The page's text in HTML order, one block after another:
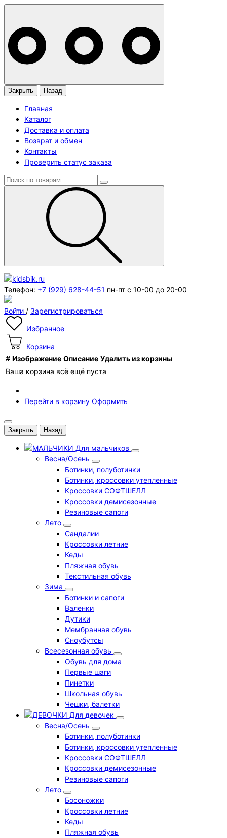
Закрыть Назад
Главная
Каталог
Доставка и оплата
Возврат и обмен
Контакты
Проверить статус заказа
Телефон: +7 (929) 628-44-51 пн-пт с 10-00 до 20-00
Войти / Зарегистрироваться
Избранное
Корзина
# Изображение Описание Удалить из корзины
Ваша корзина всё ещё пуста
Перейти в корзину Оформить
Закрыть Назад
Для мальчиков
Весна/Осень
Ботинки, полуботинки
Ботинки, кроссовки утепленные
Кроссовки СОФТШЕЛЛ
Кроссовки демисезонные
Резиновые сапоги
Лето
Cандалии
Кроссовки летние
Кеды
Пляжная обувь
Текстильная обувь
Зима
Ботинки и сапоги
Валенки
Дутики
Мембранная обувь
Сноубутсы
Всесезонная обувь
Обувь для дома
Первые шаги
Пинетки
Школьная обувь
Чешки, балетки
Для девочек
Весна/Осень
Ботинки, полуботинки
Ботинки, кроссовки утепленные
Кроссовки СОФТШЕЛЛ
Кроссовки демисезонные
Резиновые сапоги
Лето
Босоножки
Кроссовки летние
Кеды
Пляжная обувь